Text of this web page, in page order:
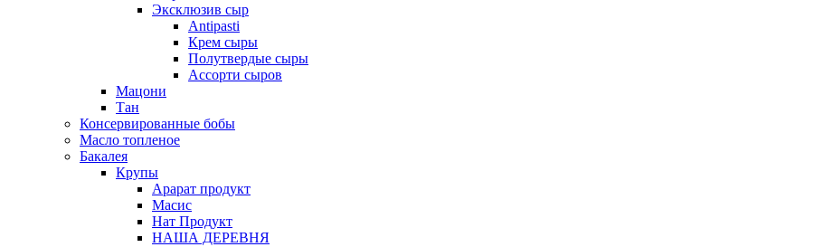
Эксклюзив сыр
Antipasti
Крем сыры
Полутвердые сыры
Ассорти сыров
Мацони
Тан
Консервированные бобы
Масло топленое
Бакалея
Крупы
Арарат продукт
Масис
Нат Продукт
НАША ДЕРЕВНЯ